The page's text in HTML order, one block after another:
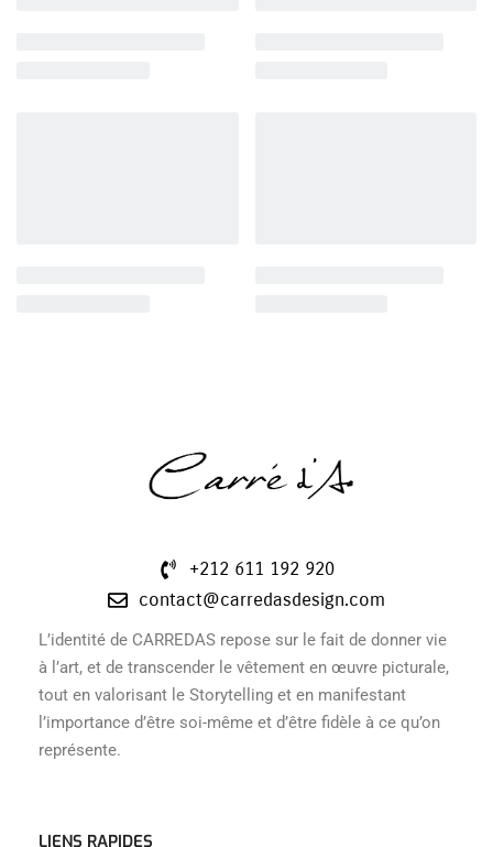
+212 611 192 920
contact@carredasdesign.com
L’identité de CARREDAS repose sur le fait de donner vie
à l’art, et de transcender le vêtement en œuvre picturale,
tout en valorisant le Storytelling et en manifestant
l’importance d’être soi-même et d’être fidèle à ce qu’on
représente.
LIENS RAPIDES